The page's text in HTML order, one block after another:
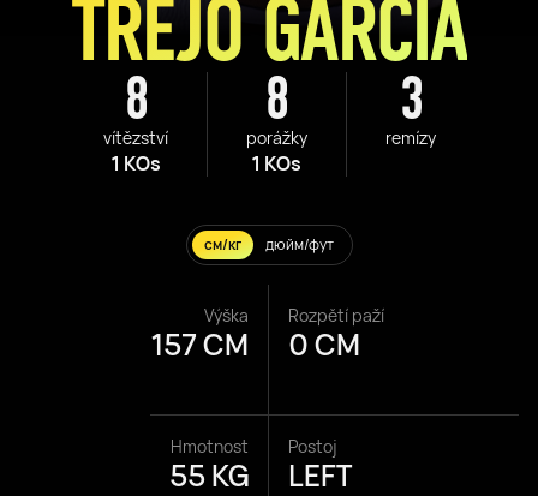
8
vítězství
1 KOs
8
porážky
1 KOs
3
remízy
TREJO GARCIA
см/кг дюйм/фут
Výška
157 CM
Rozpětí paží
0 CM
Hmotnost
55 KG
Postoj
LEFT